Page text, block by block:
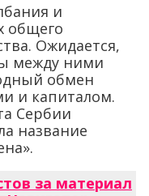
и
общего
Ожидается,
между ними
обмен
и капиталом.
Сербии
название
за материал